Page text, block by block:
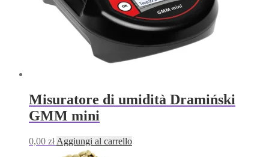
Misuratore di umidità Dramiński
GMM mini
0,00 zł Aggiungi al carrello